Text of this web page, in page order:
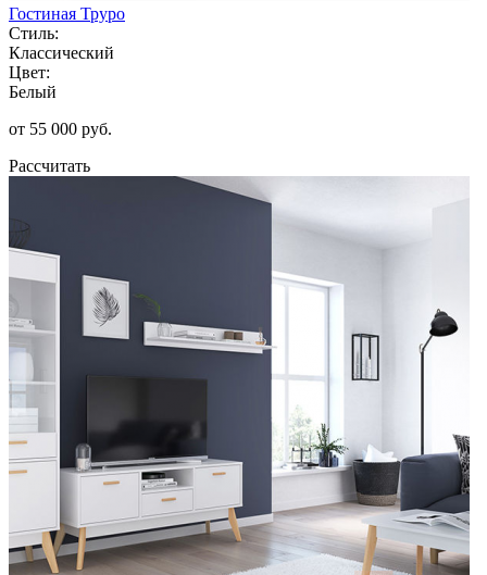
Гостиная Труро
Стиль:
Классический
Цвет:
Белый
от 55 000 руб.
Рассчитать